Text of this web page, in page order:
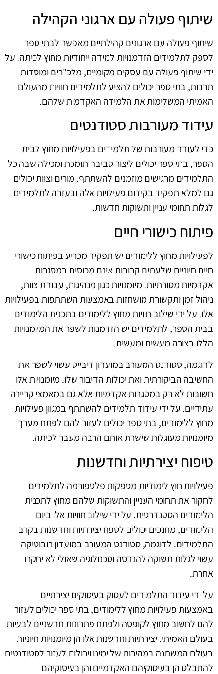
שיתוף פעולה עם ארגוני הקהילה
שיתוף פעולה עם ארגונים קהילתיים מאפשר לבתי ספר
לספק לתלמידים הזדמנויות למידה ייחודיות מחוץ לכיתה. על
ידי שיתוף פעולה עם עסקים מקומיים, מלכ"רים ומוסדות
תרבות, בתי ספר יכולים להציע לתלמידים חוויות מהעולם
האמיתי המשלימות את הלמידה האקדמית שלהם.
עידוד מעורבות סטודנטים
כדי לעודד מעורבות של תלמידים בפעילויות מחוץ לבית
הספר, בתי ספר יכולים ליצור סביבה תומכת ומכילה שבה כל
התלמידים מרגישים מוזמנים להשתתף. מורים וצוות יכולים
גם למלא תפקיד בקידום פעילויות אלה ובעזרה לתלמידים
לגלות תחומי עניין ותשוקות חדשות.
פיתוח כישורי חיים
לפעילויות מחוץ ללימודים יש תפקיד מכריע בפיתוח כישורי
חיים חיוניים שלעתים קרובות אינם מכוסים במסגרות
אקדמיות מסורתיות. מיומנויות כגון מנהיגות, עבודת צוות,
ניהול זמן ותקשורת מושחזות באמצעות השתתפות בפעילויות
אלו. על ידי שילוב חוויות מחוץ ללימודים בתכנית הלימודים
בבית הספר, לתלמידים יש הזדמנות לשפר את המיומנויות
הללו בצורה מעשית ומעשית.
לדוגמה, סטודנט המעורב במועדון דיבייט עשוי לשפר את
החשיבה הביקורתית ואת יכולות הדיבור שלו. מיומנויות אלו
חשובות לא רק במסגרות אקדמיות אלא גם במאמצי קריירה
עתידיים. על ידי עידוד תלמידים להשתתף במגוון פעילויות
מחוץ ללימודים, בתי ספר יכולים לעזור להם לפתח מערך
מיומנויות מעוגלות שישרת אותם הרבה מעבר לכיתה.
טיפוח יצירתיות וחדשנות
פעילויות חוץ לימודיות מספקות פלטפורמה לתלמידים
לחקור את תחומי העניין והתשוקות שלהם מחוץ לתכנית
הלימודים הסטנדרטית. על ידי שילוב חוויות אלו ביום
הלימודים, מחנכים יכולים לטפח יצירתיות וחדשנות בקרב
התלמידים. לדוגמה, סטודנט המעורב במועדון רובוטיקה
עשוי לגלות תשוקה להנדסה וטכנולוגיה שאולי לא יחקרו
אחרת.
על ידי עידוד התלמידים לעסוק בעיסוקים יצירתיים
באמצעות פעילויות מחוץ ללימודים, בתי ספר יכולים לעזור
להם לחשוב מחוץ לקופסה ולפתח פתרונות חדשניים לבעיות
בעולם האמיתי. יצירתיות וחדשנות אלו הן מיומנויות חיוניות
בעולם המשתנה במהירות של ימינו ויכולות לעזור לסטודנטים
להתבלט הן בעיסוקיהם האקדמיים והן בעיסוקיהם